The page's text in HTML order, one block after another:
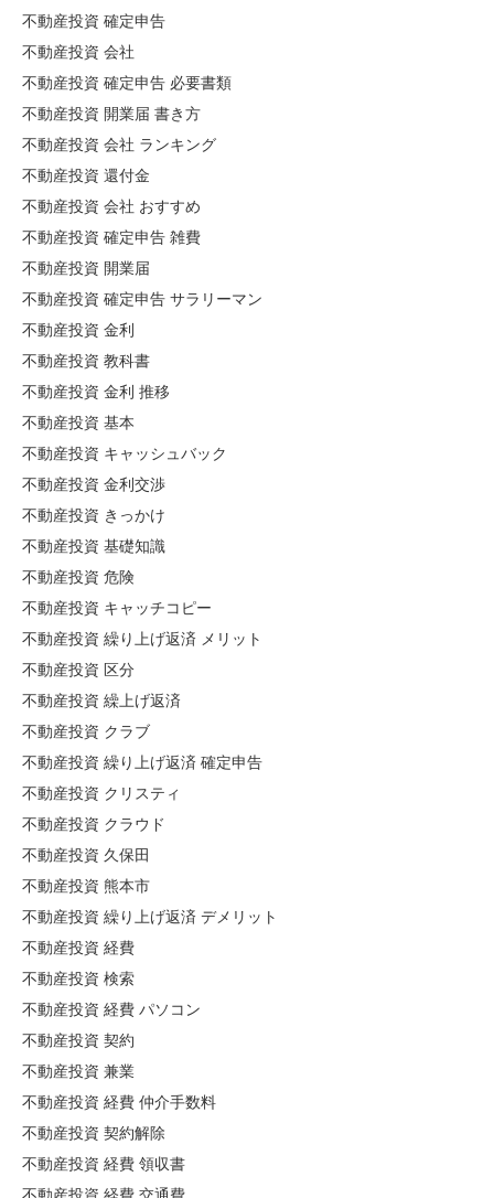
不動産投資 確定申告
不動産投資 会社
不動産投資 確定申告 必要書類
不動産投資 開業届 書き方
不動産投資 会社 ランキング
不動産投資 還付金
不動産投資 会社 おすすめ
不動産投資 確定申告 雑費
不動産投資 開業届
不動産投資 確定申告 サラリーマン
不動産投資 金利
不動産投資 教科書
不動産投資 金利 推移
不動産投資 基本
不動産投資 キャッシュバック
不動産投資 金利交渉
不動産投資 きっかけ
不動産投資 基礎知識
不動産投資 危険
不動産投資 キャッチコピー
不動産投資 繰り上げ返済 メリット
不動産投資 区分
不動産投資 繰上げ返済
不動産投資 クラブ
不動産投資 繰り上げ返済 確定申告
不動産投資 クリスティ
不動産投資 クラウド
不動産投資 久保田
不動産投資 熊本市
不動産投資 繰り上げ返済 デメリット
不動産投資 経費
不動産投資 検索
不動産投資 経費 パソコン
不動産投資 契約
不動産投資 兼業
不動産投資 経費 仲介手数料
不動産投資 契約解除
不動産投資 経費 領収書
不動産投資 経費 交通費